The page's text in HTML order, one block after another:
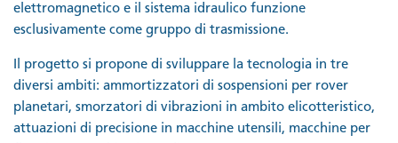
elettromagnetico e il sistema idraulico funzione
esclusivamente come gruppo di trasmissione.
Il progetto si propone di sviluppare la tecnologia in tre
diversi ambiti: ammortizzatori di sospensioni per rover
planetari, smorzatori di vibrazioni in ambito elicotteristico,
attuazioni di precisione in macchine utensili, macchine per